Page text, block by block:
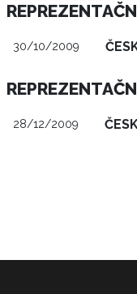
30/10/2009
28/12/2009